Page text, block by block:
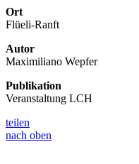
Ort
Flüeli-Ranft
Autor
Maximiliano Wepfer
Publikation
Veranstaltung LCH
teilen
nach oben